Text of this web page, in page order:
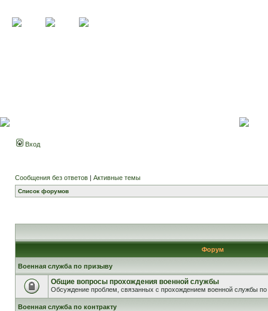
Вход
Сообщения без ответов | Активные темы
Список форумов
Форум
Военная служба по призыву
Общие вопросы прохождения военной службы
Обсуждение проблем, связанных с прохождением военной службы по
Военная служба по контракту